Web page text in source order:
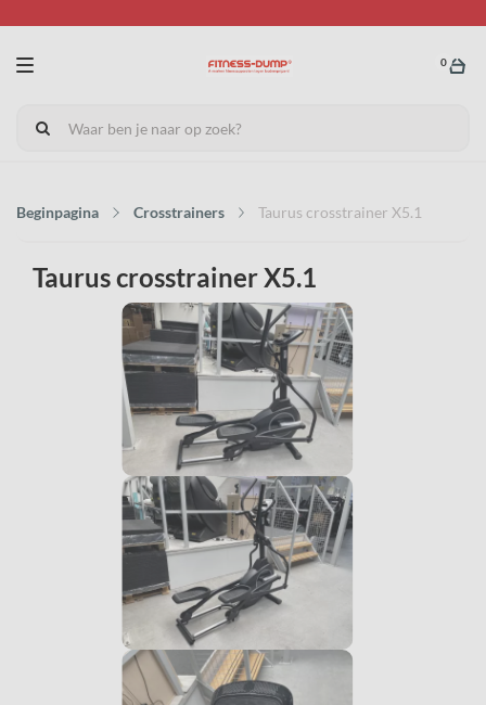
0
Beginpagina Crosstrainers Taurus crosstrainer X5.1
Taurus crosstrainer X5.1